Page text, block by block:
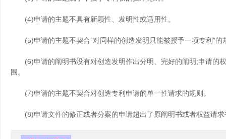
(4)申请的主题不具有新颖性、发明性或适用性。
(5)申请的主题不契合“对同样的创造发明只能被授予一项专利”的
(6)申请的阐明书没有对创造发明作出分明、完好的阐明;申请的
围。
(7)申请的主题不契合对创造专利申请的单一性请求的规则。
(8)申请文件的修正或者分案的申请超出了原阐明书或者权益请求